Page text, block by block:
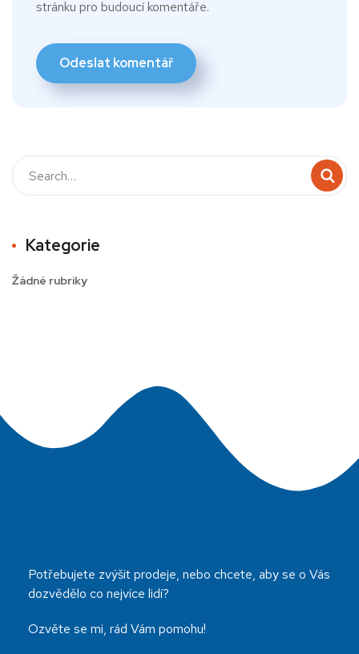
stránku pro budoucí komentáře.
Kategorie
Žádné rubriky
Potřebujete zvýšit prodeje, nebo chcete, aby se o Vás
dozvědělo co nejvíce lidí?
Ozvěte se mi, rád Vám pomohu!